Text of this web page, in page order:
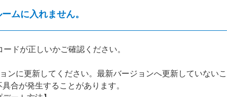
ムに入れません。
ドが正しいかご確認ください。
ンに更新してください。最新バージョンへ更新していないこ
合が発生することがあります。